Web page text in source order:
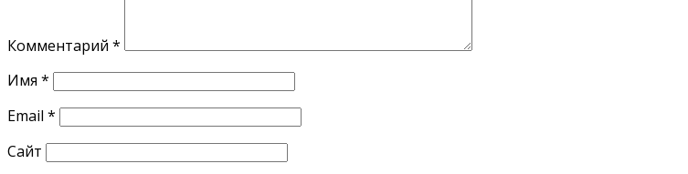
Комментарий *
Имя *
Email *
Сайт